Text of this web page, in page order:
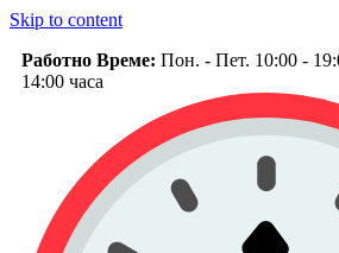
Skip to content
Работно Време: Пон. - Пет. 10:00 -
14:00 часа